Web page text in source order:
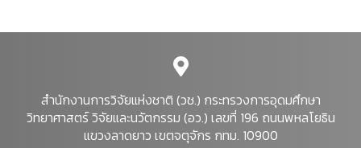
สำนักงานการวิจัยแห่งชาติ (วช.) กระทรวงการอุดมศึกษา
วิทยาศาสตร์ วิจัยและนวัตกรรม (อว.) เลขที่ 196 ถนนพหลโยธิน
แขวงลาดยาว เขตจตุจักร กทม. 10900